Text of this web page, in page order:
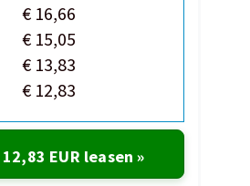
€ 16,66
€ 15,05
€ 13,83
€ 12,83
12,83 EUR leasen »